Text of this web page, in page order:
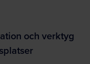
och verktyg